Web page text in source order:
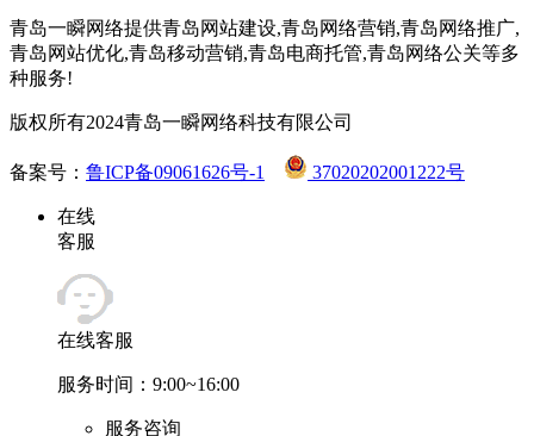
青岛一瞬网络提供青岛网站建设,青岛网络营销,青岛网络推广,
青岛网站优化,青岛移动营销,青岛电商托管,青岛网络公关等多
种服务!
版权所有2024青岛一瞬网络科技有限公司
备案号： 鲁ICP备09061626号-1 37020202001222号
在线
客服
在线客服
服务时间：9:00~16:00
服务咨询